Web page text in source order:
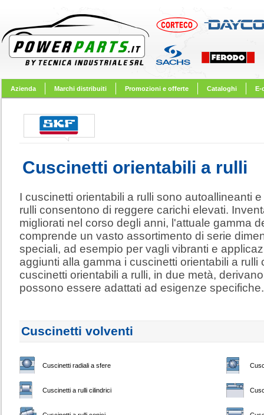
Azienda Marchi distribuiti Promozioni e offerte Cataloghi E-
Cuscinetti orientabili a rulli
I cuscinetti orientabili a rulli sono autoallineanti
rulli consentono di reggere carichi elevati.
migliorati nel corso degli anni, l'attuale gamma
comprende un vasto assortimento di serie
speciali, ad esempio per vagli vibranti e
aggiunti alla gamma i cuscinetti orientabili a rulli
cuscinetti orientabili a rulli, in due metà,
possono essere adattati ad esigenze specifiche.
Cuscinetti volventi
Cuscinetti radiali a sfere
Cuscinetti a rulli cilindrici